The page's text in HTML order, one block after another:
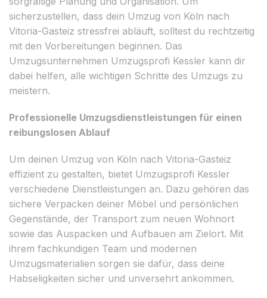
sicherzustellen, dass dein Umzug von Köln nach
Vitoria-Gasteiz stressfrei abläuft, solltest du rechtzeitig
mit den Vorbereitungen beginnen. Das
Umzugsunternehmen Umzugsprofi Kessler kann dir
dabei helfen, alle wichtigen Schritte des Umzugs zu
meistern.
Professionelle Umzugsdienstleistungen für einen
reibungslosen Ablauf
Um deinen Umzug von Köln nach Vitoria-Gasteiz
effizient zu gestalten, bietet Umzugsprofi Kessler
verschiedene Dienstleistungen an. Dazu gehören das
sichere Verpacken deiner Möbel und persönlichen
Gegenstände, der Transport zum neuen Wohnort
sowie das Auspacken und Aufbauen am Zielort. Mit
ihrem fachkundigen Team und modernen
Umzugsmaterialien sorgen sie dafür, dass deine
Habseligkeiten sicher und unversehrt ankommen.